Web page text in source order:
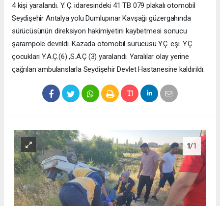
4 kişi yaralandı. Y. Ç. idaresindeki 41 TB 079 plakalı otomobil
Seydişehir Antalya yolu Dumlupınar Kavşağı güzergahında
sürücüsünün direksiyon hakimiyetini kaybetmesi sonucu
şarampole devrildi. Kazada otomobil sürücüsü Y.Ç. eşi. Y.Ç.
çocukları Y.A.Ç.(6) ,S.A.Ç (3) yaralandı. Yaralılar olay yerine
çağrılan ambulanslarla Seydişehir Devlet Hastanesine kaldırıldı.
1/1